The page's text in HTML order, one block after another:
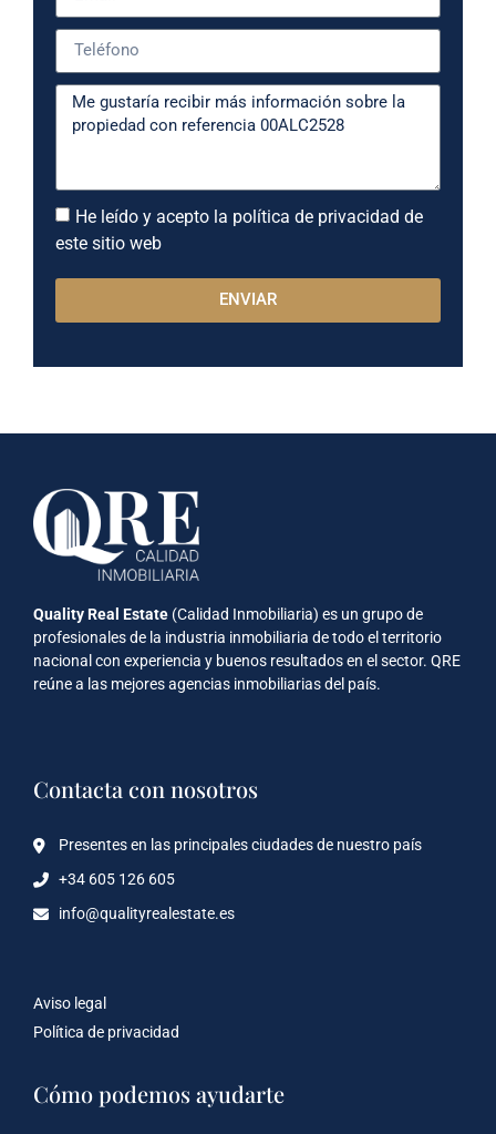
He leído y acepto la política de privacidad de
este sitio web
ENVIAR
Quality Real Estate (Calidad Inmobiliaria) es un grupo de
profesionales de la industria inmobiliaria de todo el territorio
nacional con experiencia y buenos resultados en el sector. QRE
reúne a las mejores agencias inmobiliarias del país.
Contacta con nosotros
Presentes en las principales ciudades de nuestro país
+34 605 126 605
info@qualityrealestate.es
Aviso legal
Política de privacidad
Cómo podemos ayudarte